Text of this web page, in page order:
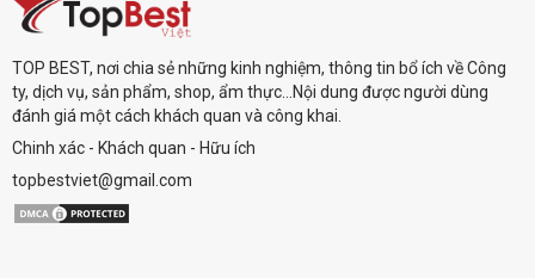
TOP BEST, nơi chia sẻ những kinh nghiệm, thông tin bổ ích về Công
ty, dịch vụ, sản phẩm, shop, ẩm thực...Nội dung được người dùng
đánh giá một cách khách quan và công khai.
Chinh xác - Khách quan - Hữu ích
topbestviet@gmail.com